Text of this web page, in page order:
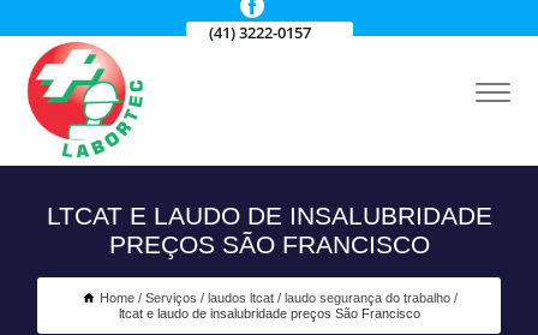
(41) 3222-0157
LTCAT E LAUDO DE INSALUBRIDADE
PREÇOS SÃO FRANCISCO
Home Serviços laudos ltcat
laudo segurança do trabalho
ltcat e laudo de insalubridade preços São Francisco